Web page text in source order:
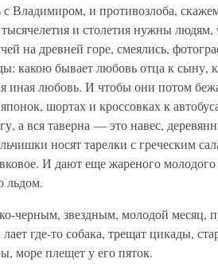
Владимиром, и противозлоба,
и столетия нужны
на древней горе, смеялись,
какою бывает любовь отца к
иная любовь. И чтобы они потом
шортах и кроссовках к
а вся таверна — это навес,
носят тарелки с греческим
И дают еще жареного
льдом.
черным, звездным, молодой месяц,
лает где-то собака, трещат цикады,
море плещет у его пяток.